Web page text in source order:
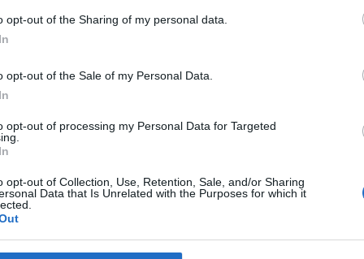
opt-out of the Sharing of my personal data.
opt-out of the Sale of my Personal Data.
opt-out of processing my Personal Data for Targeted
opt-out of Collection, Use, Retention, Sale, and/or Sharing
Data that Is Unrelated with the Purposes for which it
την ανεύρεση καινοτομιών, εκατό χρόνια
διάλογου με τους πελάτες της.
άρρηκτα με την αποφασιστικότητα του να μην
το όνομα Maestri.
σας,
μου Όροι Χρήσης